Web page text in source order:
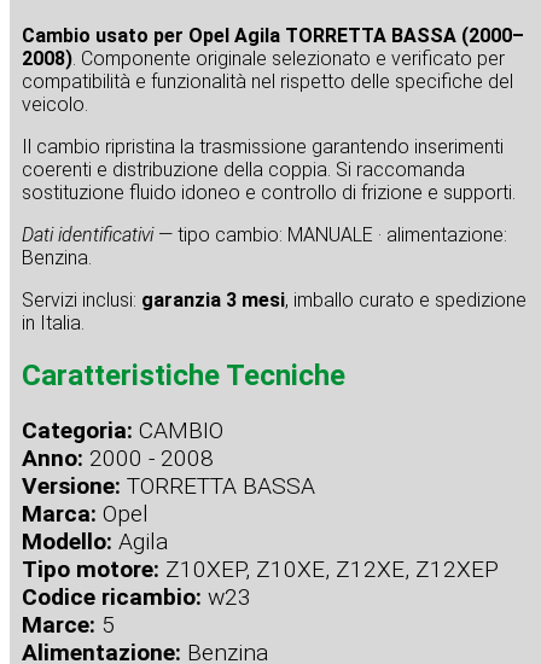
Cambio usato per Opel Agila TORRETTA BASSA (2000–
2008). Componente originale selezionato e verificato per
compatibilità e funzionalità nel rispetto delle specifiche del
veicolo.
Il cambio ripristina la trasmissione garantendo inserimenti
coerenti e distribuzione della coppia. Si raccomanda
sostituzione fluido idoneo e controllo di frizione e supporti.
Dati identificativi— tipo cambio: MANUALE · alimentazione:
Benzina.
Servizi inclusi: garanzia 3 mesi, imballo curato e spedizione
in Italia.
Caratteristiche Tecniche
Categoria: CAMBIO
Anno: 2000 - 2008
Versione: TORRETTA BASSA
Marca: Opel
Modello: Agila
Tipo motore: Z10XEP, Z10XE, Z12XE, Z12XEP
Codice ricambio: w23
Marce: 5
Alimentazione: Benzina